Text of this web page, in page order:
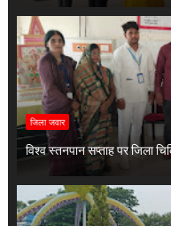
जिला जवार
विश्व स्तनपान सप्ताह पर जिला